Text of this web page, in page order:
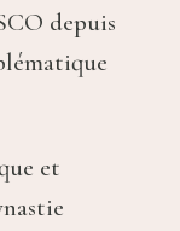
depuis
et